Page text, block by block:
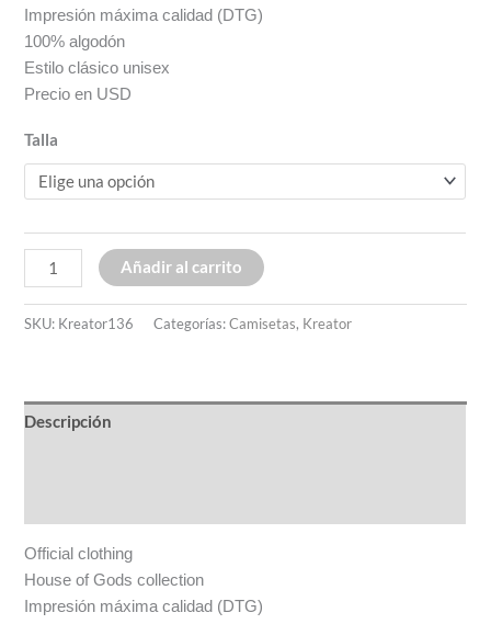
Impresión máxima calidad (DTG)
100% algodón
Estilo clásico unisex
Precio en USD
Talla
Añadir al carrito
SKU: Kreator136 Categorías:Camisetas, Kreator
Descripción
Official clothing
House of Gods collection
Impresión máxima calidad (DTG)